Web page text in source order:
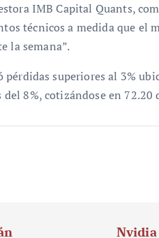
IMB Capital Quants,
técnicos a medida que el
la semana”.
superiores al 3%
8%, cotizándose en 72.20